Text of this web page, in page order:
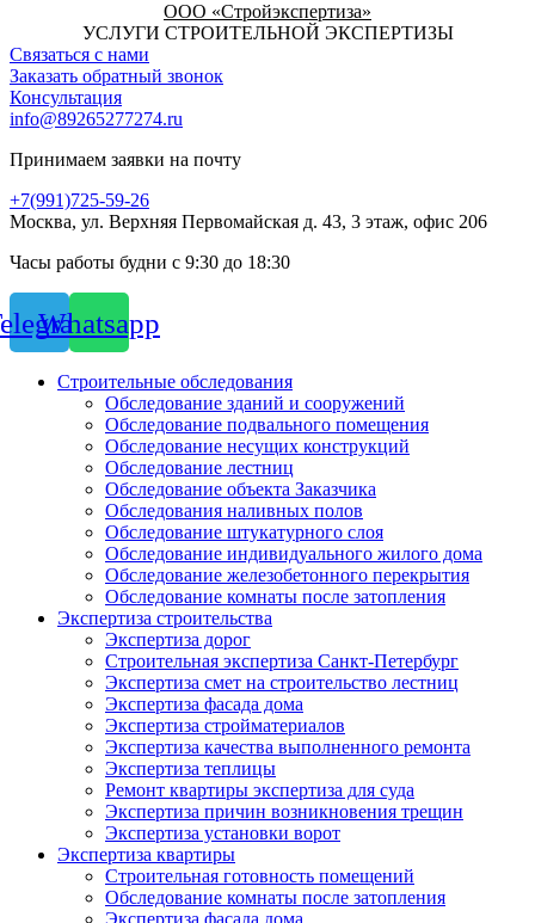
ООО «Стройэкспертиза»
УСЛУГИ СТРОИТЕЛЬНОЙ ЭКСПЕРТИЗЫ
Связаться с нами
Заказать обратный звонок
Консультация
info@89265277274.ru
Принимаем заявки на почту
+7(991)725-59-26
Москва, ул. Верхняя Первомайская д. 43, 3 этаж, офис 206
Часы работы будни с 9:30 до 18:30
Whatsapp
Строительные обследования
Обследование зданий и сооружений
Обследование подвального помещения
Обследование несущих конструкций
Обследование лестниц
Обследование объекта Заказчика
Обследования наливных полов
Обследование штукатурного слоя
Обследование индивидуального жилого дома
Обследование железобетонного перекрытия
Обследование комнаты после затопления
Экспертиза строительства
Экспертиза дорог
Строительная экспертиза Санкт-Петербург
Экспертиза смет на строительство лестниц
Экспертиза фасада дома
Экспертиза стройматериалов
Экспертиза качества выполненного ремонта
Экспертиза теплицы
Ремонт квартиры экспертиза для суда
Экспертиза причин возникновения трещин
Экспертиза установки ворот
Экспертиза квартиры
Строительная готовность помещений
Обследование комнаты после затопления
Экспертиза фасада дома